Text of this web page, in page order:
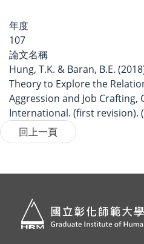
年度
107
論文名稱
Hung, T.K. & Baran, B.E.
Theory to Explore the
Aggression and Job Crafting,
International. (first revision).